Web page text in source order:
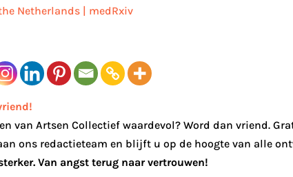
Netherlands | medRxiv
van Artsen Collectief waardevol? Word dan vriend.
ons redactieteam en blijft u op de hoogte van alle
Van angst terug naar vertrouwen!